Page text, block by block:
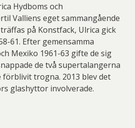
Hydboms och
Valliens eget sammangående
på Konstfack, Ulrica gick
61. Efter gemensamma
Mexiko 1961-63 gifte de sig
de två supertalangerna
förblivit trogna. 2013 blev det
glashyttor involverade.